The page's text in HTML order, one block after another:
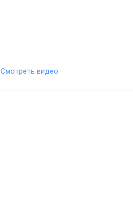
Смотреть видео